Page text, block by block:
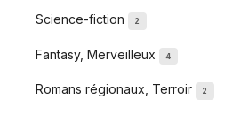
Science-fiction 2
Fantasy, Merveilleux 4
Romans régionaux, Terroir 2